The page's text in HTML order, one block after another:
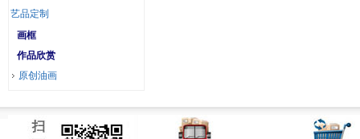
艺品定制
画框
作品欣赏
原创油画